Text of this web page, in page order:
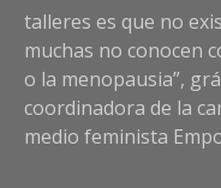
talleres es que no
muchas no conocen
o la menopausia”,
coordinadora de la
medio feminista